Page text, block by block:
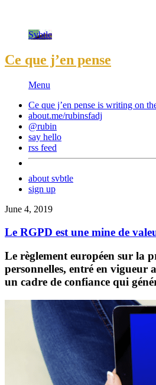
Svbtle
Ce que j’en pense
Menu
Ce que j’en pense is writing on
about.me/rubinsfadj
@rubin
say hello
rss feed
about svbtle
sign up
June 4, 2019
Le RGPD est une mine de
Le règlement européen sur la
personnelles, entré en vigueur
un cadre de confiance qui